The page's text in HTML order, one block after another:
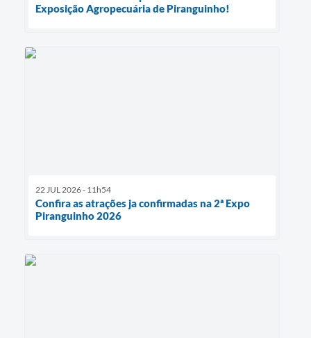
Exposição Agropecuária de Piranguinho!
22 JUL 2026 - 11h54
Confira as atrações ja confirmadas na 2ª Expo
Piranguinho 2026